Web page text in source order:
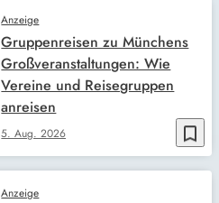
bookmark_border
Anzeige
5. Aug. 2026
Gruppenreisen zu Münchens
Großveranstaltungen: Wie
Vereine und Reisegruppen
anreisen
Anzeige